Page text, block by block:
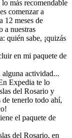
lo más recomendable
comenzar a
12 meses de
a nuestras
quién sabe, ¡quizás
en mi paquete de
actividad...
Expedia te lo
del Rosario y
tenerlo todo ahí,
el paquete de
del Rosario, en